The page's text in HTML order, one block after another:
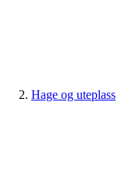
Hage og uteplass